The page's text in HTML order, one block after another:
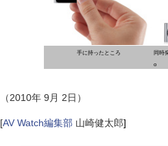
手に持ったところ
同時
o
（2010年 9月 2日）
[AV Watch編集部 山崎健太郎]